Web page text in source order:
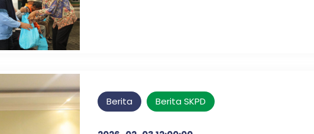
Berita Berita SKPD